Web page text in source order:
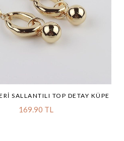
SALLANTILI TOP DETAY KÜPE
169.90 TL